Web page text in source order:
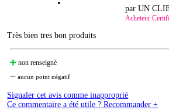
par UN
Acheteur
Très bien tres bon produits
non renseigné
aucun point négatif
Signaler cet avis comme inapproprié
Ce commentaire a été utile ? Recommander +